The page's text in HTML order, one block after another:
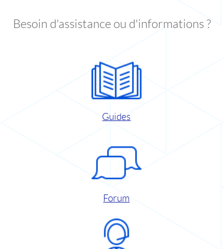
Besoin d'assistance ou d'informations ?
Guides
Forum